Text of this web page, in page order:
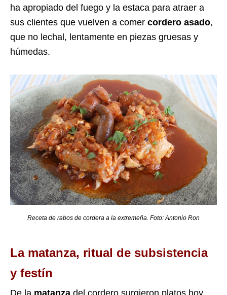
ha apropiado del fuego y la estaca para atraer a
sus clientes que vuelven a comer cordero asado,
que no lechal, lentamente en piezas gruesas y
húmedas.
Receta de rabos de cordera a la extremeña. Foto: Antonio Ron
La matanza, ritual de subsistencia
y festín
De la matanza del cordero surgieron platos hoy